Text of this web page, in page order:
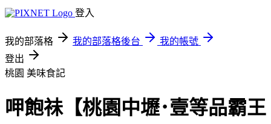
登入
我的部落格 我的部落格後台
我的帳號
登出
桃園 美味食記
呷飽祙【桃園中壢･壹等品霸王